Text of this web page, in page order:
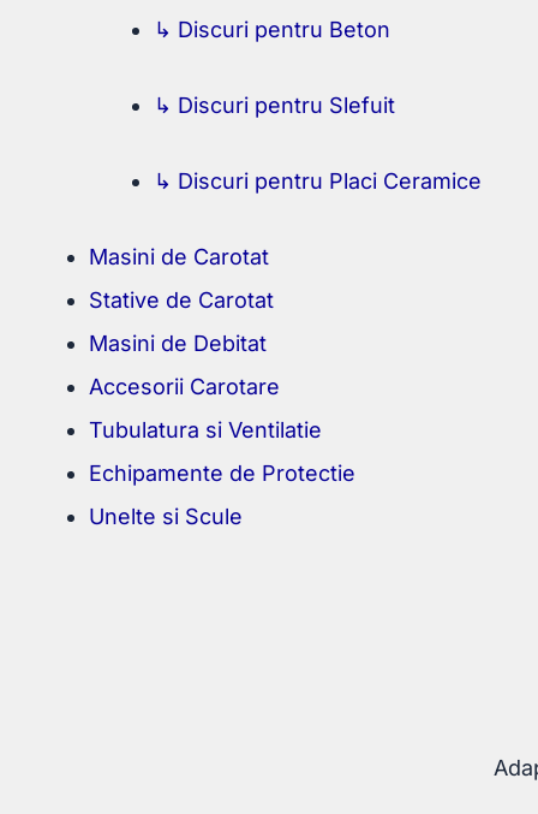
↳ Discuri pentru Beton
↳ Discuri pentru Slefuit
↳ Discuri pentru Placi Ceramice
Masini de Carotat
Stative de Carotat
Masini de Debitat
Accesorii Carotare
Tubulatura si Ventilatie
Echipamente de Protectie
Unelte si Scule